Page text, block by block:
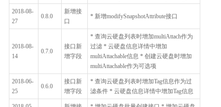
2018-08-
27
0.8.0
新增接
口
* 新增modifySnapshotAttribute接口
2018-08-
14
0.7.0
接口新
增字段
* 查询云硬盘列表时增加multiAttach作为
过滤 * 云硬盘信息详情中增加
multiAttachable信息 * 创建云硬盘时增加
multiAttachable作为可选项
2018-06-
25
0.6.0
接口新
增字段
* 查询云硬盘列表时增加Tag信息作为过
滤条件 * 云硬盘信息详情中增加Tag信息